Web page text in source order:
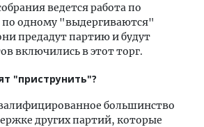
ведется работа по
по одному "выдергиваются"
предадут партию и будут
включились в этот торг.
"приструнить"?
большинство
других партий, которые